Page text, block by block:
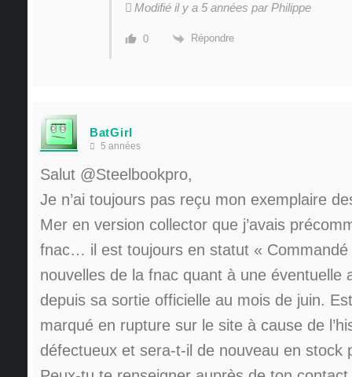
Modifié il y a 5 années par Philippe
0 Répondre
BatGirl
5 années
Salut @Steelbookpro,
Je n’ai toujours pas reçu mon exemplaire
Mer en version collector que j’avais
fnac… il est toujours en statut « Commandé
nouvelles de la fnac quant à une éventuelle
depuis sa sortie officielle au mois de juin.
marqué en rupture sur le site à cause de
défectueux et sera-t-il de nouveau en stock